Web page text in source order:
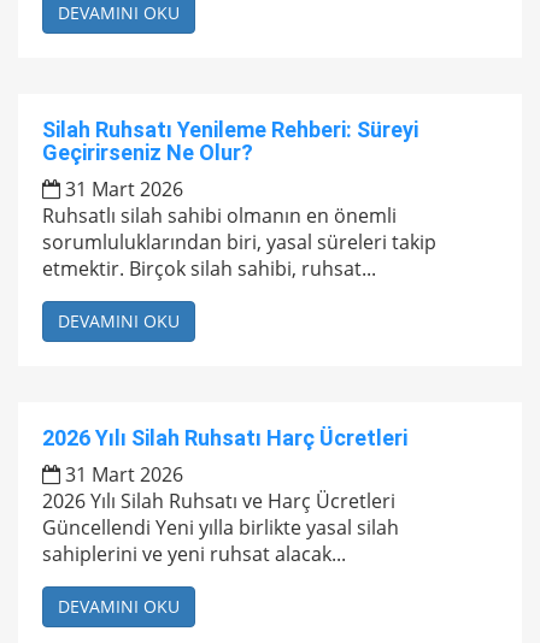
DEVAMINI OKU
Silah Ruhsatı Yenileme Rehberi: Süreyi
Geçirirseniz Ne Olur?
31 Mart 2026
Ruhsatlı silah sahibi olmanın en önemli
sorumluluklarından biri, yasal süreleri takip
etmektir. Birçok silah sahibi, ruhsat...
DEVAMINI OKU
2026 Yılı Silah Ruhsatı Harç Ücretleri
31 Mart 2026
2026 Yılı Silah Ruhsatı ve Harç Ücretleri
Güncellendi Yeni yılla birlikte yasal silah
sahiplerini ve yeni ruhsat alacak...
DEVAMINI OKU